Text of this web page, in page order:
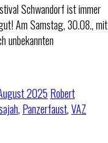
Schwandorf ist immer
Am Samstag, 30.08., mit
unbekannten
2025 Robert
, Panzerfaust,VAZ